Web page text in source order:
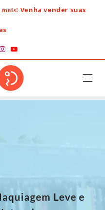
mais! Venha vender suas
Leve e